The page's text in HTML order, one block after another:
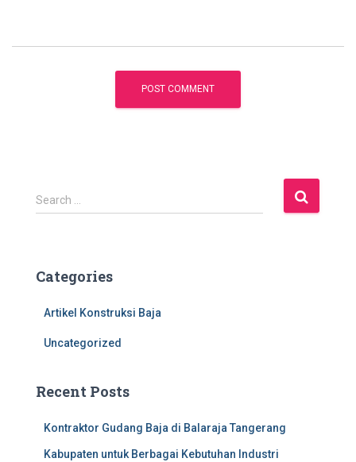
S
e
h
Search …
Categories
Artikel Konstruksi Baja
Uncategorized
Recent Posts
Kontraktor Gudang Baja di Balaraja Tangerang
Kabupaten untuk Berbagai Kebutuhan Industri